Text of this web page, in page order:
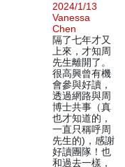
2024/1/13
Vanessa
Chen
隔了七年才又
上來，才知周
先生離開了。
很高興曾有機
會參與好讀，
透過網路與周
博士共事（真
也才知道的，
一直只稱呼周
先生的)，感謝
好讀團隊！也
和過去一樣，